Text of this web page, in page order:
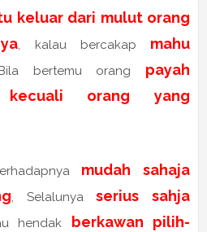
keluar dari mulut orang
, kalau bercakap mahu
bertemu orang payah
orang yang
mudah sahaja
, Selalunyaserius sahja
hendak
berkawan pilih-